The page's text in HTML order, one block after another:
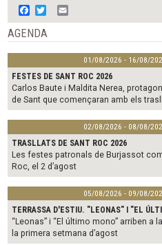
F
a
c
e
b
o
o
k
w
i
t
t
e
r
m
i
l
AGENDA
01/08/2026 - 16/08/
FESTES DE SANT ROC 2026
Carlos Baute i Maldita Nerea,
de Sant que començaran amb els
02/08/2026 - 08/08/
TRASLLATS DE SANT ROC 2026
Les festes patronals de Burjassot
Roc, el 2 d’agost
05/08/2026 - 09/08/
TERRASSA D'ESTIU. "LEONAS" I "EL
“Leonas” i “El último mono” arriben a
la primera setmana d’agost